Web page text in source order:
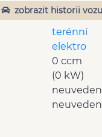
zobrazit historii vozu
terénní
elektro
0 ccm
(0 kW)
neuveden